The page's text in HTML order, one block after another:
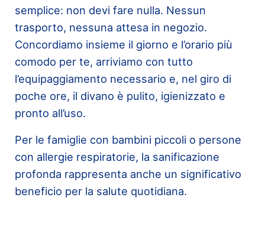
semplice: non devi fare nulla. Nessun
trasporto, nessuna attesa in negozio.
Concordiamo insieme il giorno e l’orario più
comodo per te, arriviamo con tutto
l’equipaggiamento necessario e, nel giro di
poche ore, il divano è pulito, igienizzato e
pronto all’uso.
Per le famiglie con bambini piccoli o persone
con allergie respiratorie, la sanificazione
profonda rappresenta anche un significativo
beneficio per la salute quotidiana.